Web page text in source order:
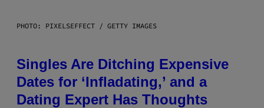
PHOTO: PIXELSEFFECT / GETTY IMAGES
Singles Are Ditching Expensive
Dates for ‘Infladating,’ and a
Dating Expert Has Thoughts